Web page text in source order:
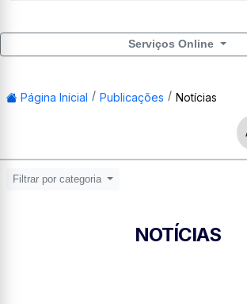
Serviços Online
Página Inicial Publicações Notícias
Filtrar por categoria
NOTÍCIAS